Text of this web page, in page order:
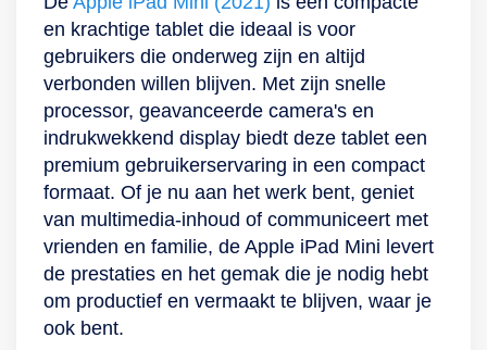
laatste camera met
ultragroothoeklens
heeft een upgrade
gekregen. Hierdoor
is bijvoorbeeld
videobellen nog
relaxter, omdat je
goed in beeld bent
en dit gecentreerd
wordt op jou. De 3
microfoons en 2
stereospeakers van
Samsung DeX en
de Book Cover
Keyboard Slim. Als
laatste is deze tablet
dankzij Samsung
Kids erg geschikt
voor je kinderen. De
A9 Plus laat ze via
kindvriendelijke
applicaties en
schermopnametijd
op een
en krachtige tablet die ideaal is voor
gebruikers die onderweg zijn en altijd
verbonden willen blijven. Met zijn snelle
processor, geavanceerde camera's en
indrukwekkend display biedt deze tablet een
premium gebruikerservaring in een compact
formaat. Of je nu aan het werk bent, geniet
van multimedia-inhoud of communiceert met
vrienden en familie, de Apple iPad Mini levert
de prestaties en het gemak die je nodig hebt
om productief en vermaakt te blijven, waar je
ook bent.